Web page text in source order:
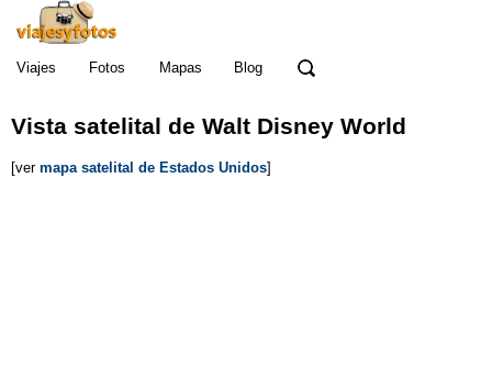
Viajes Fotos Mapas Blog
Vista satelital de Walt Disney World
[ver mapa satelital de Estados Unidos]